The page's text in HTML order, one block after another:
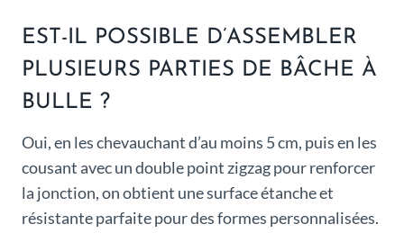
EST-IL POSSIBLE D’ASSEMBLER
PLUSIEURS PARTIES DE BÂCHE À
BULLE ?
Oui, en les chevauchant d’au moins 5 cm, puis en les
cousant avec un double point zigzag pour renforcer
la jonction, on obtient une surface étanche et
résistante parfaite pour des formes personnalisées.